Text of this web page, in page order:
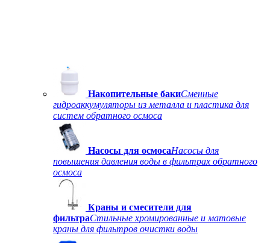
Накопительные бакиСменные
гидроаккумуляторы из металла и пластика для
систем обратного осмоса
Насосы для осмосаНасосы для
повышения давления воды в фильтрах обратного
осмоса
Краны и смесители для
фильтраСтильные хромированные и матовые
краны для фильтров очистки воды